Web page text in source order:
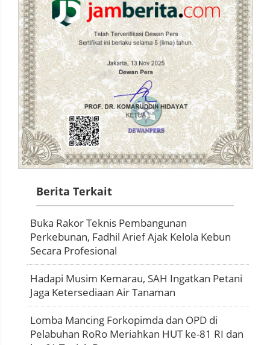
Berita Terkait
Buka Rakor Teknis Pembangunan
Perkebunan, Fadhil Arief Ajak Kelola Kebun
Secara Profesional
Hadapi Musim Kemarau, SAH Ingatkan Petani
Jaga Ketersediaan Air Tanaman
Lomba Mancing Forkopimda dan OPD di
Pelabuhan RoRo Meriahkan HUT ke-81 RI dan